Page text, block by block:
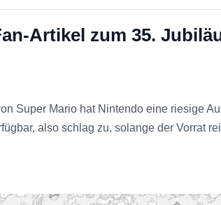
Artikel zum 35.
Super Mario hat Nintendo eine riesige
also schlag zu, solange der Vorrat